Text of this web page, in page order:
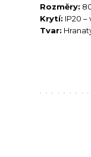
Rozměry:
Krytí: IP20
Tvar: